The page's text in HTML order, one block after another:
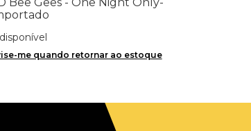
me quando retornar ao estoque